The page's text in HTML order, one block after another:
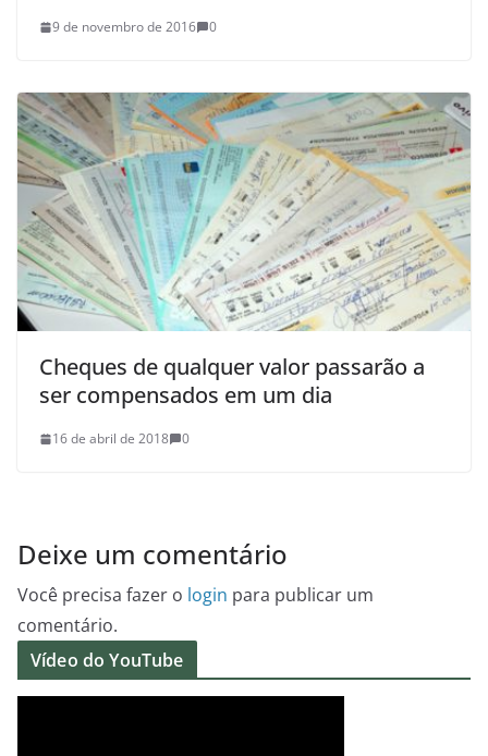
9 de novembro de 2016 0
Cheques de qualquer valor passarão a
ser compensados em um dia
16 de abril de 2018 0
Deixe um comentário
Você precisa fazer o login para publicar um
comentário.
Vídeo do YouTube